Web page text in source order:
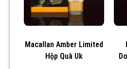
Macallan Amber Limited
Hộp Quà Uk